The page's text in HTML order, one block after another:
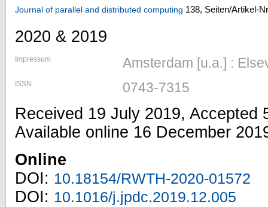
Journal of parallel and distributed computing 138, Seiten/Artikel-
2020 & 2019
Impressum Amsterdam [u.a.] :
ISSN 0743-7315
Received 19 July 2019, Accepted
Available online 16 December
Online
DOI: 10.18154/RWTH-2020-01572
DOI: 10.1016/j.jpdc.2019.12.005